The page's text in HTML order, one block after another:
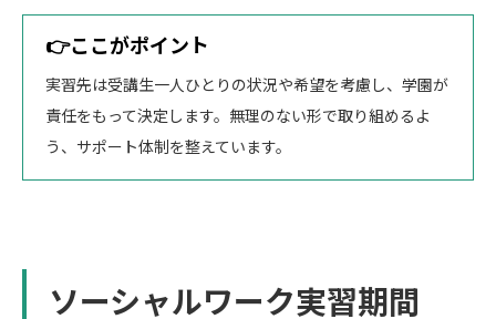
👉ここがポイント
実習先は受講生一人ひとりの状況や希望を考慮し、学園が
責任をもって決定します。無理のない形で取り組めるよ
う、サポート体制を整えています。
ソーシャルワーク実習期間